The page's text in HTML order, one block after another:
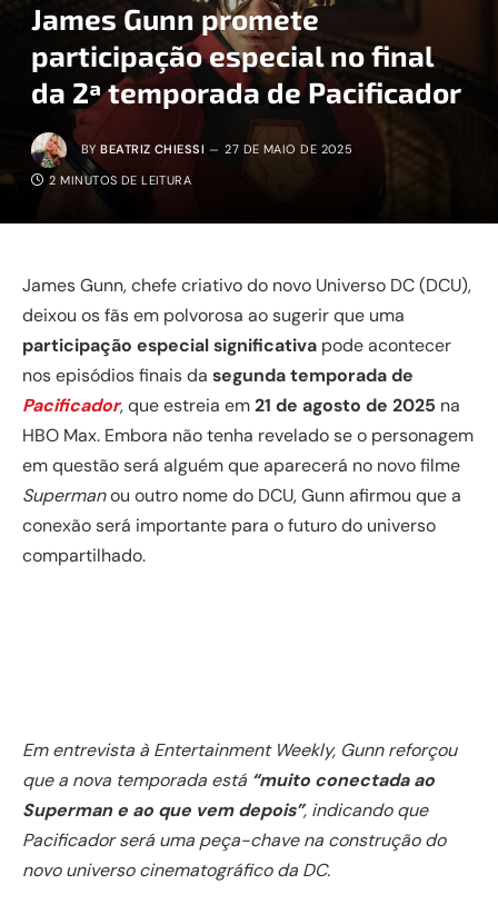
James Gunn promete
participação especial no final
da 2ª temporada de Pacificador
BY BEATRIZ CHIESSI 27 DE MAIO DE 2025
2 MINUTOS DE LEITURA
James Gunn, chefe criativo do novo Universo DC (DCU),
deixou os fãs em polvorosa ao sugerir que uma
participação especial significativa pode acontecer
nos episódios finais da segunda temporada de
Pacificador, que estreia em21 de agosto de 2025 na
HBO Max. Embora não tenha revelado se o personagem
em questão será alguém que aparecerá no novo filme
Supermanou outro nome do DCU, Gunn afirmou que a
conexão será importante para o futuro do universo
compartilhado.
Em entrevista à Entertainment Weekly, Gunn reforçou
que a nova temporada está “muito conectada ao
Superman e ao que vem depois”, indicando que
Pacificador será uma peça-chave na construção do
novo universo cinematográfico da DC.